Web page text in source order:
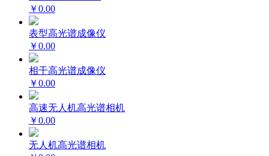
￥0.00
表型高光谱成像仪
￥0.00
相干高光谱成像仪
￥0.00
高速无人机高光谱相机
￥0.00
无人机高光谱相机